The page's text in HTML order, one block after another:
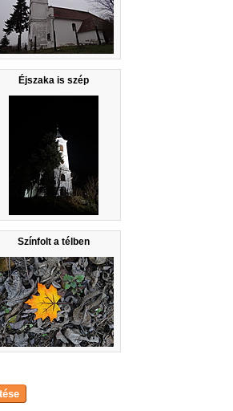
Éjszaka is szép
Színfolt a télben